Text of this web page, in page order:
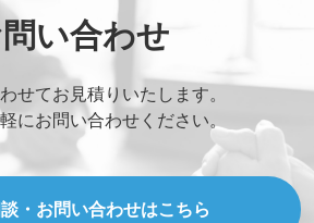
い合わせ
せてお見積りいたします。
にお問い合わせください。
・お問い合わせはこちら